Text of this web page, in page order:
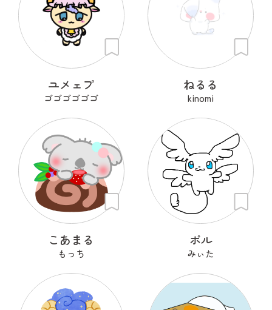
ユメェプ
ゴゴゴゴゴゴ
ねるる
kinomi
こあまる
もっち
ポル
みぃた